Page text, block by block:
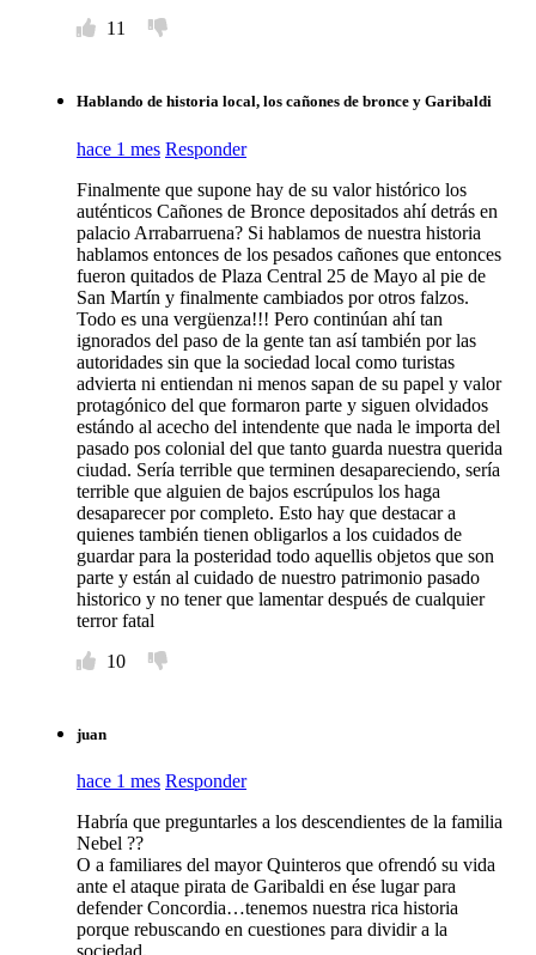
11
Hablando de historia local, los cañones de bronce y Garibaldi
hace 1 mes Responder
Finalmente que supone hay de su valor histórico los
auténticos Cañones de Bronce depositados ahí detrás en
palacio Arrabarruena? Si hablamos de nuestra historia
hablamos entonces de los pesados cañones que entonces
fueron quitados de Plaza Central 25 de Mayo al pie de
San Martín y finalmente cambiados por otros falzos.
Todo es una vergüenza!!! Pero continúan ahí tan
ignorados del paso de la gente tan así también por las
autoridades sin que la sociedad local como turistas
advierta ni entiendan ni menos sapan de su papel y valor
protagónico del que formaron parte y siguen olvidados
estándo al acecho del intendente que nada le importa del
pasado pos colonial del que tanto guarda nuestra querida
ciudad. Sería terrible que terminen desapareciendo, sería
terrible que alguien de bajos escrúpulos los haga
desaparecer por completo. Esto hay que destacar a
quienes también tienen obligarlos a los cuidados de
guardar para la posteridad todo aquellis objetos que son
parte y están al cuidado de nuestro patrimonio pasado
historico y no tener que lamentar después de cualquier
terror fatal
10
juan
hace 1 mes Responder
Habría que preguntarles a los descendientes de la familia
Nebel ??
O a familiares del mayor Quinteros que ofrendó su vida
ante el ataque pirata de Garibaldi en ése lugar para
defender Concordia…tenemos nuestra rica historia
porque rebuscando en cuestiones para dividir a la
sociedad.